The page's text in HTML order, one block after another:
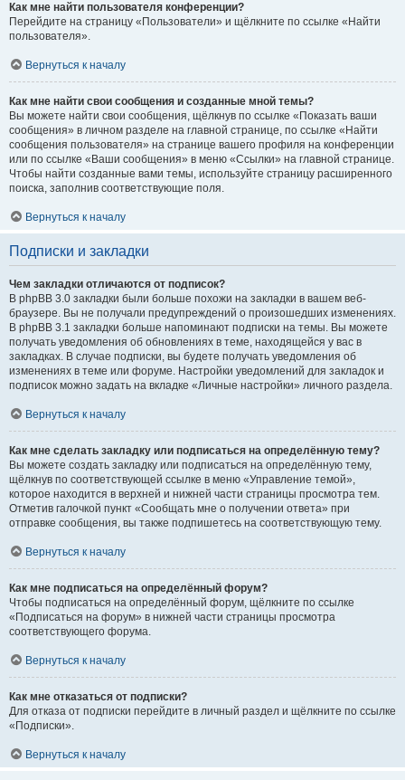
Как мне найти пользователя конференции?
Перейдите на страницу «Пользователи» и щёлкните по ссылке «Найти
пользователя».
Вернуться к началу
Как мне найти свои сообщения и созданные мной темы?
Вы можете найти свои сообщения, щёлкнув по ссылке «Показать ваши
сообщения» в личном разделе на главной странице, по ссылке «Найти
сообщения пользователя» на странице вашего профиля на конференции
или по ссылке «Ваши сообщения» в меню «Ссылки» на главной странице.
Чтобы найти созданные вами темы, используйте страницу расширенного
поиска, заполнив соответствующие поля.
Вернуться к началу
Подписки и закладки
Чем закладки отличаются от подписок?
В phpBB 3.0 закладки были больше похожи на закладки в вашем веб-
браузере. Вы не получали предупреждений о произошедших изменениях.
В phpBB 3.1 закладки больше напоминают подписки на темы. Вы можете
получать уведомления об обновлениях в теме, находящейся у вас в
закладках. В случае подписки, вы будете получать уведомления об
изменениях в теме или форуме. Настройки уведомлений для закладок и
подписок можно задать на вкладке «Личные настройки» личного раздела.
Вернуться к началу
Как мне сделать закладку или подписаться на определённую тему?
Вы можете создать закладку или подписаться на определённую тему,
щёлкнув по соответствующей ссылке в меню «Управление темой»,
которое находится в верхней и нижней части страницы просмотра тем.
Отметив галочкой пункт «Сообщать мне о получении ответа» при
отправке сообщения, вы также подпишетесь на соответствующую тему.
Вернуться к началу
Как мне подписаться на определённый форум?
Чтобы подписаться на определённый форум, щёлкните по ссылке
«Подписаться на форум» в нижней части страницы просмотра
соответствующего форума.
Вернуться к началу
Как мне отказаться от подписки?
Для отказа от подписки перейдите в личный раздел и щёлкните по ссылке
«Подписки».
Вернуться к началу